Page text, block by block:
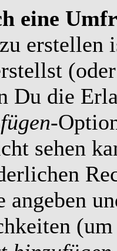
eine
erstellen
Du die
-
sehen
angeben